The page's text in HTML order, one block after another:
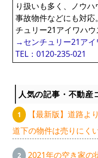
り扱いも多く、ノウハ
事故物件などにも対
チュリー21アイワハウ
→センチュリー21ア
TEL：0120-235-021
人気の記事・不動産
【最新版】道路よ
道下の物件は売りにく
2021年の空き家の